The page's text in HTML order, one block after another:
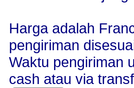
Harga adalah
pengiriman
Waktu pengiriman
cash atau via